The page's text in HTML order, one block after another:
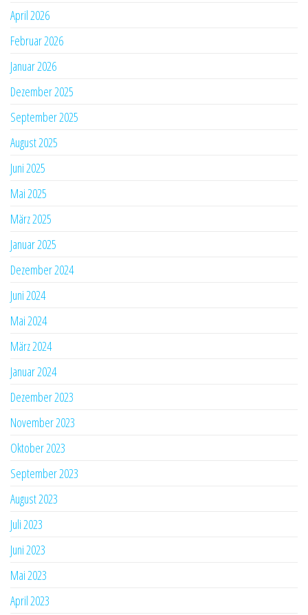
April 2026
Februar 2026
Januar 2026
Dezember 2025
September 2025
August 2025
Juni 2025
Mai 2025
März 2025
Januar 2025
Dezember 2024
Juni 2024
Mai 2024
März 2024
Januar 2024
Dezember 2023
November 2023
Oktober 2023
September 2023
August 2023
Juli 2023
Juni 2023
Mai 2023
April 2023